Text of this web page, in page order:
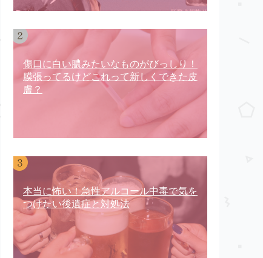
傷口に白い膿みたいなものがびっしり！
膜張ってるけどこれって新しくできた皮
膚？
本当に怖い！急性アルコール中毒で気を
つけたい後遺症と対処法